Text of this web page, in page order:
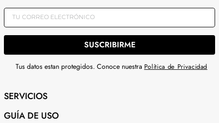
SUSCRIBIRME
Tus datos estan protegidos. Conoce nuestra Política de Privacidad
SERVICIOS
GUÍA DE USO